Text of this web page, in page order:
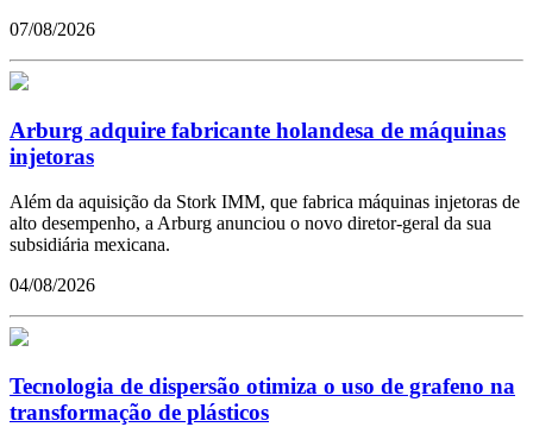
07/08/2026
Arburg adquire fabricante holandesa de máquinas
injetoras
Além da aquisição da Stork IMM, que fabrica máquinas injetoras de
alto desempenho, a Arburg anunciou o novo diretor-geral da sua
subsidiária mexicana.
04/08/2026
Tecnologia de dispersão otimiza o uso de grafeno na
transformação de plásticos